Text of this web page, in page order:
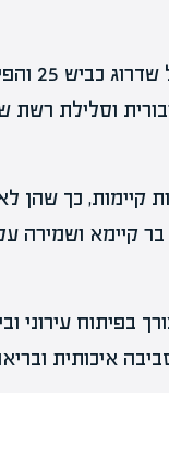
הפרויקט
וסלילת רשת
קיימות, כך שהן
קיימא ושמירה
בפיתוח עירוני
איכותית